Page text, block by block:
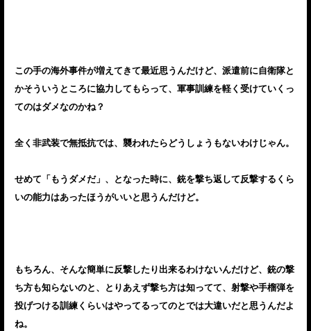
この手の海外事件が増えてきて最近思うんだけど、派遣前に自衛隊と
かそういうところに協力してもらって、軍事訓練を軽く受けていくっ
てのはダメなのかね？
全く非武装で無抵抗では、襲われたらどうしょうもないわけじゃん。
せめて「もうダメだ」、となった時に、銃を撃ち返して反撃するくら
いの能力はあったほうがいいと思うんだけど。
もちろん、そんな簡単に反撃したり出来るわけないんだけど、銃の撃
ち方も知らないのと、とりあえず撃ち方は知ってて、射撃や手榴弾を
投げつける訓練くらいはやってるってのとでは大違いだと思うんだよ
ね。